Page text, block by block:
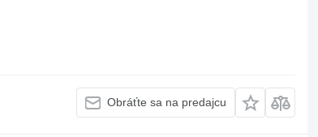
Obráťte sa na predajcu